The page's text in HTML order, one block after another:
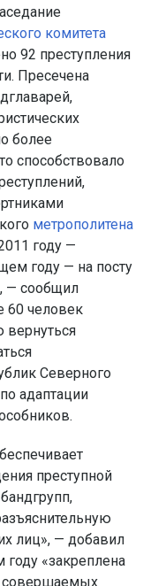
комитета
92 преступления
Пресечена
более
способствовало
метрополитена
году —
году — на посту
— сообщил
60 человек
Северного
адаптации
преступной
лиц», — добавил
«закреплена
совершаемых